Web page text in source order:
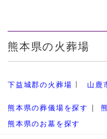
熊本県の火葬場
下益城郡の火葬場 山鹿
熊本県の葬儀場を探す
熊本県のお墓を探す